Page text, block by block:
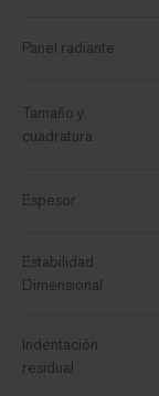
Panel radiante
Tamaño y
cuadratura
Espesor
Estabilidad
Dimensional
Indentación
residual